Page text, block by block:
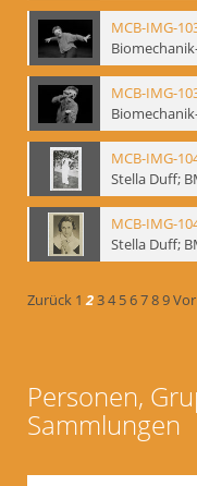
MCB-IMG-
MCB-IMG-
MCB-IMG-
Stella Duff;
MCB-IMG-
Stella Duff;
Zurück 1 234 56789Vor
Personen,
Sammlungen